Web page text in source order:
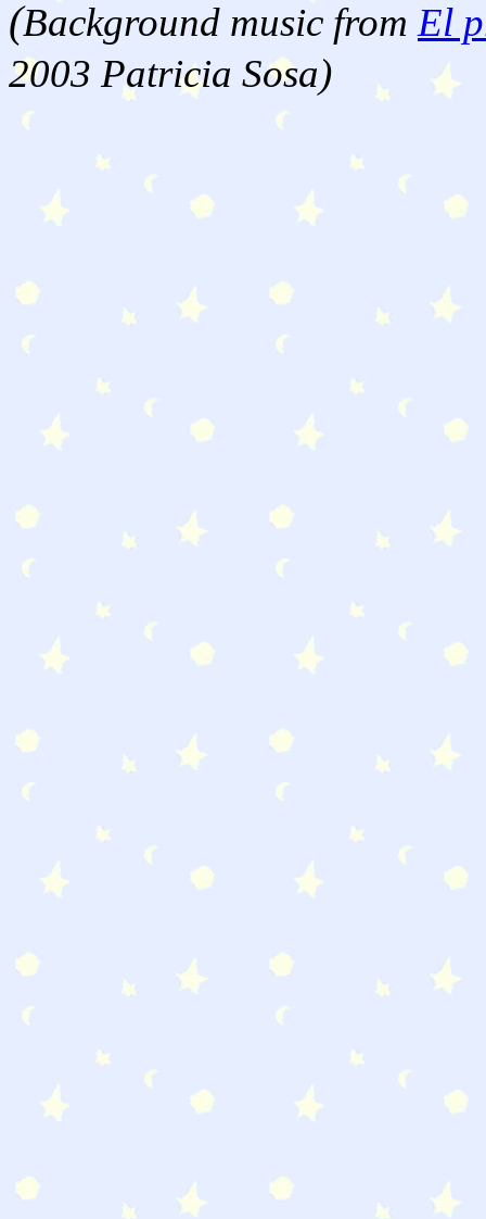
(Background music from El
2003 Patricia Sosa)